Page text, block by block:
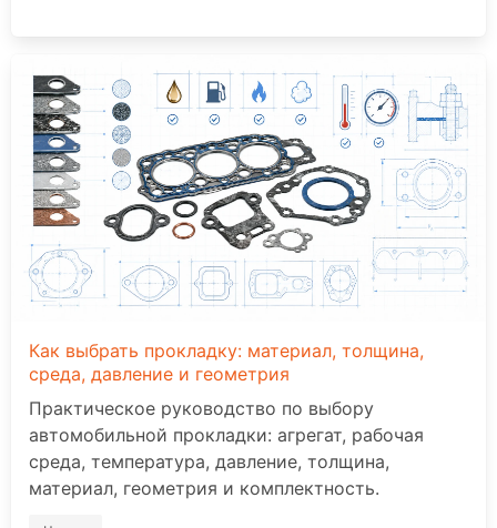
Как выбрать прокладку: материал, толщина,
среда, давление и геометрия
Практическое руководство по выбору
автомобильной прокладки: агрегат, рабочая
среда, температура, давление, толщина,
материал, геометрия и комплектность.